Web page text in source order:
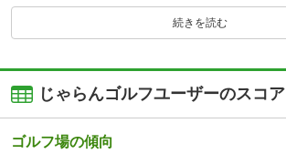
続きを読む
じゃらんゴルフユーザーのスコア
ゴルフ場の傾向